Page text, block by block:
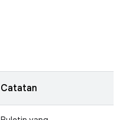
Catatan